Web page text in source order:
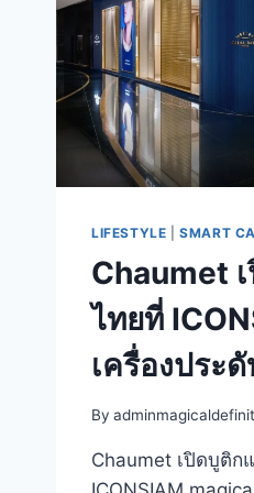
LIFESTYLE |SMART
Chaumet
ไทยที่
เครื่องประ
By
Chaumet เปิดบูติก